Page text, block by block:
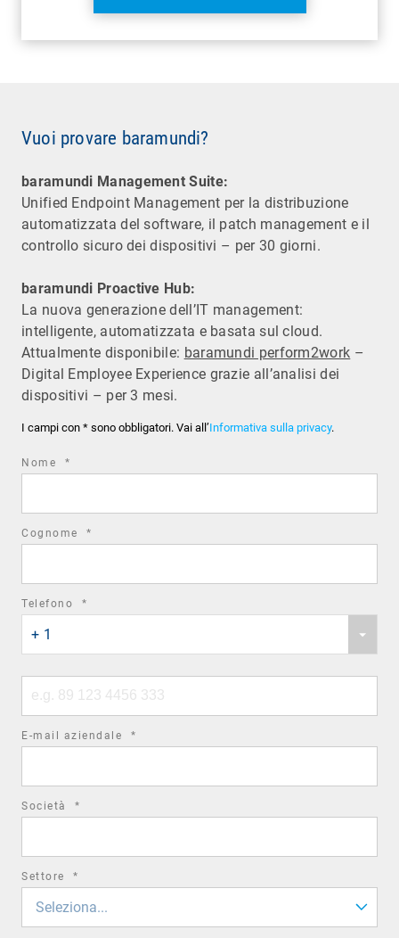
Vuoi provare baramundi?
baramundi Management Suite:
Unified Endpoint Management per la distribuzione
automatizzata del software, il patch management e il
controllo sicuro dei dispositivi – per 30 giorni.
baramundi Proactive Hub:
La nuova generazione dell’IT management:
intelligente, automatizzata e basata sul cloud.
Attualmente disponibile: baramundi perform2work –
Digital Employee Experience grazie all’analisi dei
dispositivi – per 3 mesi.
I campi con * sono obbligatori. Vai all’Informativa sulla privacy.
Nome *
Cognome *
Telefono *
country
code
+ 1
number
E-mail aziendale *
Società *
Settore *
Seleziona...